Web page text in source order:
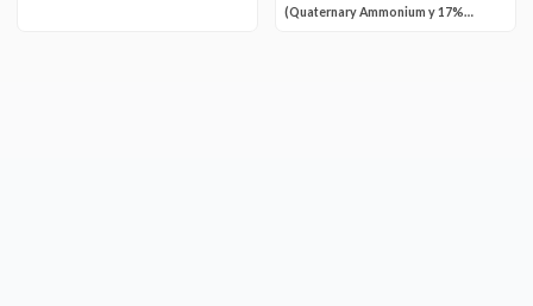
(Quaternary Ammonium y 17%